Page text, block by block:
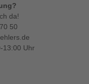
da!
50
13:00 Uhr